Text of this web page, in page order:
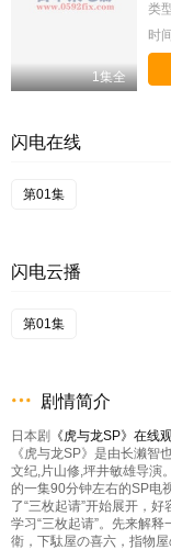
1集全
类
时
闪电在线
第01集
闪电云播
第01集
剧情简介
日本剧 《虎与龙SP》在线
《虎与龙SP》是由长濑智
文纪,片山修,坪井敏雄导演
的一集90分钟左右的SP电
了“三枚起请”开始展开，
学习“三枚起请”。先来解
衛，下駄屋の喜六，指物